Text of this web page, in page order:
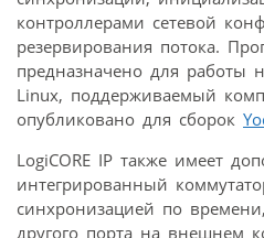
контроллерами сетевой
резервирования потока.
предназначено для работы
Linux, поддерживаемый
опубликовано для сборок
LogiCORE IP также имеет
интегрированный
синхронизацией по
другого порта на внешнем